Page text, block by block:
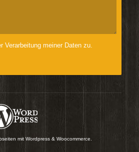
Verarbeitung meiner Daten zu.
mit Wordpress & Woocommerce.